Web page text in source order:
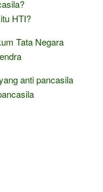
HTI?
Tata Negara
anti pancasila